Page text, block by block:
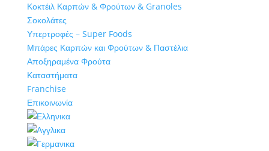
Κοκτέιλ Καρπών & Φρούτων & Granoles
Σοκολάτες
Υπερτροφές – Super Foods
Μπάρες Καρπών και Φρούτων & Παστέλια
Αποξηραμένα Φρούτα
Καταστήματα
Franchise
Επικοινωνία